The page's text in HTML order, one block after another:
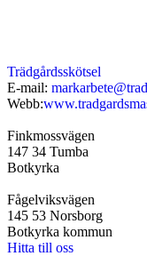
Trädgårdsskötsel
E-mail:
Webb:
Finkmossvägen
147 34 Tumba
Botkyrka
Fågelviksvägen
145 53 Norsborg
Botkyrka kommun
Hitta till oss